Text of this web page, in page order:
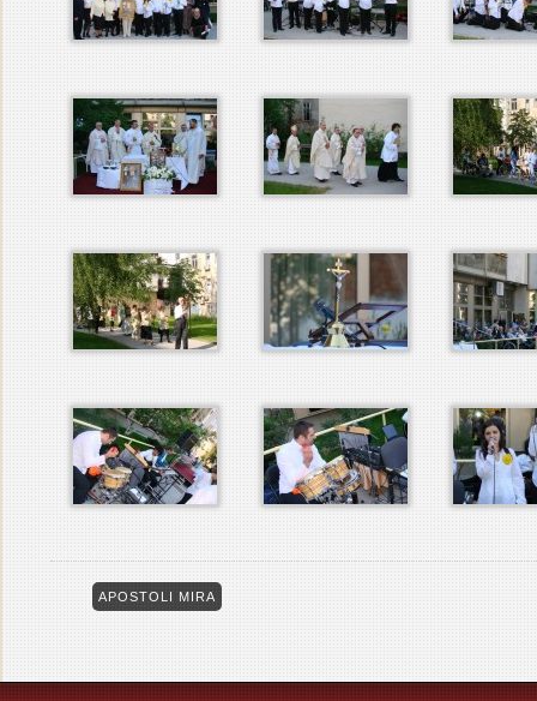
APOSTOLI MIRA